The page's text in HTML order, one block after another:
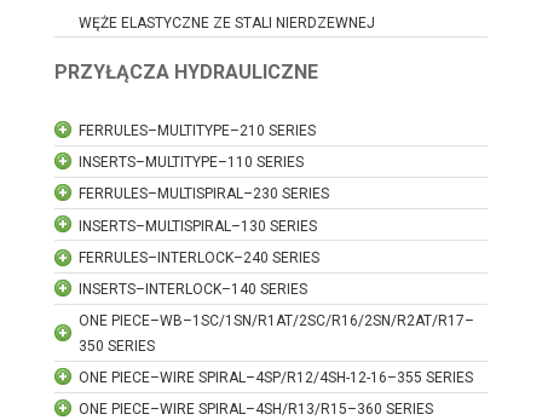
WĘŻE ELASTYCZNE ZE STALI NIERDZEWNEJ
PRZYŁĄCZA HYDRAULICZNE
FERRULES–MULTITYPE–210 SERIES
INSERTS–MULTITYPE–110 SERIES
FERRULES–MULTISPIRAL–230 SERIES
INSERTS–MULTISPIRAL–130 SERIES
FERRULES–INTERLOCK–240 SERIES
INSERTS–INTERLOCK–140 SERIES
ONE PIECE–WB–1SC/1SN/R1AT/2SC/R16/2SN/R2AT/R17–
350 SERIES
ONE PIECE–WIRE SPIRAL–4SP/R12/4SH-12-16–355 SERIES
ONE PIECE–WIRE SPIRAL–4SH/R13/R15–360 SERIES